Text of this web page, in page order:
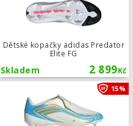
Dětské kopačky adidas Predator
Elite FG
2 899Kč
Skladem
Dětské kopačky adidas F50 Messi15%